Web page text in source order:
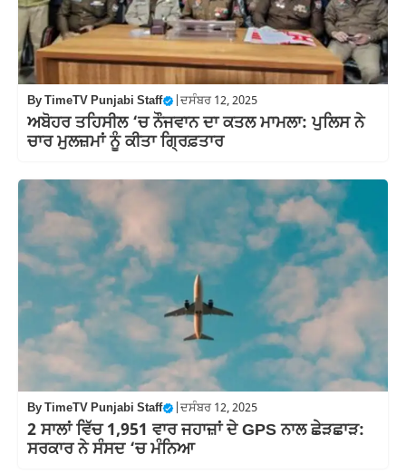
ByTimeTV Punjabi Staff ਦਸੰਬਰ 12, 2025
ਅਬੋਹਰ ਤਹਿਸੀਲ ‘ਚ ਨੌਜਵਾਨ ਦਾ ਕਤਲ ਮਾਮਲਾ: ਪੁਲਿਸ ਨੇ
ਚਾਰ ਮੁਲਜ਼ਮਾਂ ਨੂੰ ਕੀਤਾ ਗ੍ਰਿਫ਼ਤਾਰ
ByTimeTV Punjabi Staff ਦਸੰਬਰ 12, 2025
2 ਸਾਲਾਂ ਵਿੱਚ 1,951 ਵਾਰ ਜਹਾਜ਼ਾਂ ਦੇ GPS ਨਾਲ ਛੇੜਛਾੜ:
ਸਰਕਾਰ ਨੇ ਸੰਸਦ ‘ਚ ਮੰਨਿਆ